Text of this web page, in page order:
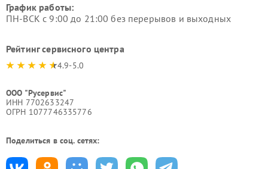
График работы:
ПН-ВСК с 9:00 до 21:00 без перерывов и выходных
Рейтинг сервисного центра
4.9-5.0
ООО "Русервис"
ИНН 7702633247
ОГРН 1077746335776
Поделиться в соц. сетях: